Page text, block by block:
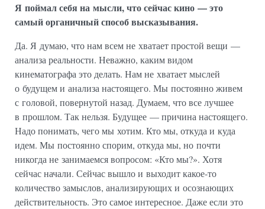
Я поймал себя на мысли, что сейчас кино — это
самый органичный способ высказывания.
Да. Я думаю, что нам всем не хватает простой вещи —
анализа реальности. Неважно, каким видом
кинематографа это делать. Нам не хватает мыслей
о будущем и анализа настоящего. Мы постоянно живем
с головой, повернутой назад. Думаем, что все лучшее
в прошлом. Так нельзя. Будущее — причина настоящего.
Надо понимать, чего мы хотим. Кто мы, откуда и куда
идем. Мы постоянно спорим, откуда мы, но почти
никогда не занимаемся вопросом: «Кто мы?». Хотя
сейчас начали. Сейчас вышло и выходит какое-то
количество замыслов, анализирующих и осознающих
действительность. Это самое интересное. Даже если это